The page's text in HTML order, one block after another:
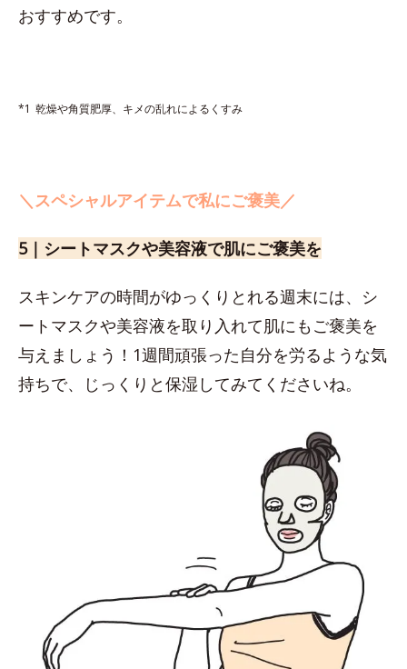
おすすめです。
*1 乾燥や角質肥厚、キメの乱れによるくすみ
＼スペシャルアイテムで私にご褒美／
5｜シートマスクや美容液で肌にご褒美を
スキンケアの時間がゆっくりとれる週末には、シ
ートマスクや美容液を取り入れて肌にもご褒美を
与えましょう！1週間頑張った自分を労るような気
持ちで、じっくりと保湿してみてくださいね。